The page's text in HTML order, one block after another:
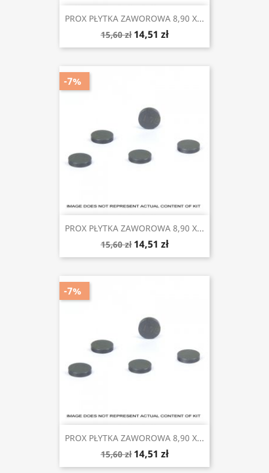
PROX PŁYTKA ZAWOROWA 8,90 X...
15,60 zł 14,51 zł
PROX PŁYTKA ZAWOROWA 8,90 X...
15,60 zł 14,51 zł
-7%
PROX PŁYTKA ZAWOROWA 8,90 X...
15,60 zł 14,51 zł
-7%